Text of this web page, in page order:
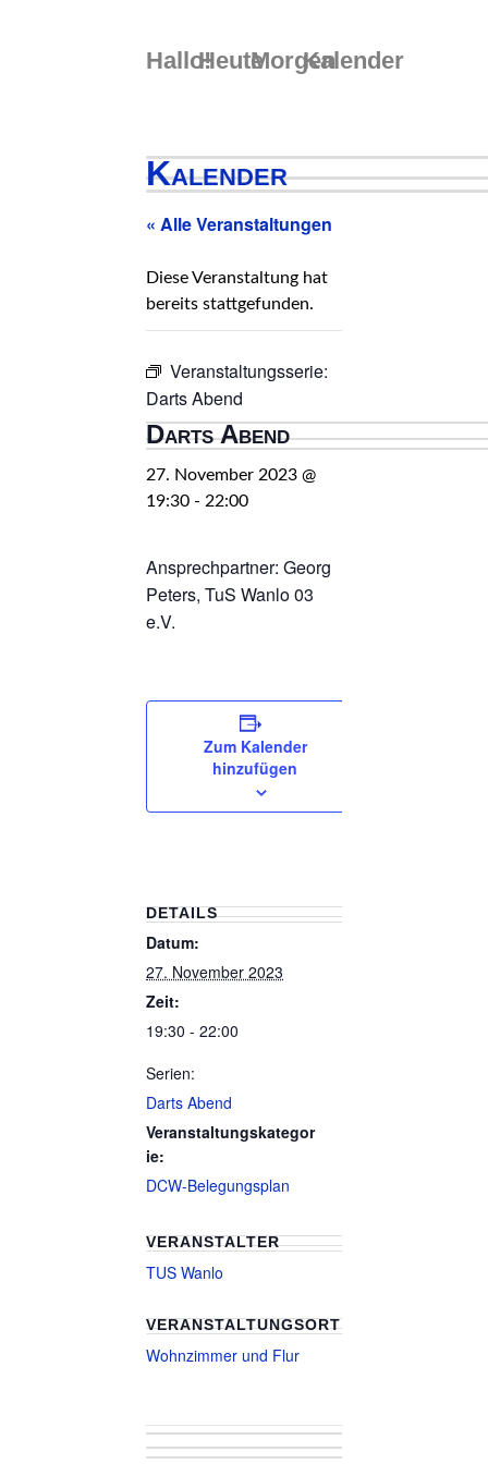
content
Hallo!HeuteMorgenKalender
Kalender
« Alle Veranstaltungen
Diese Veranstaltung hat
bereits stattgefunden.
Veranstaltungsserie:
Darts Abend
Darts Abend
27. November 2023 @
19:30 - 22:00
Ansprechpartner: Georg
Peters, TuS Wanlo 03
e.V.
Zum Kalender
hinzufügen
DETAILS
Datum:
27. November 2023
Zeit:
19:30 - 22:00
Serien:
Darts Abend
Veranstaltungskategor
ie:
DCW-Belegungsplan
VERANSTALTUNGSORT
Wohnzimmer und Flur
VERANSTALTER
TUS Wanlo